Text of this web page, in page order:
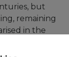
but
remaining
in the
with